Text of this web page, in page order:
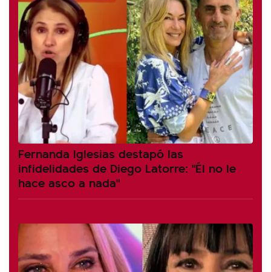
Fernanda Iglesias destapó las
infidelidades de Diego Latorre: "Él no le
hace asco a nada"